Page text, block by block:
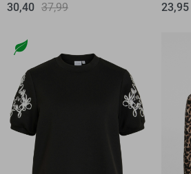
30,40 37,99
23,95